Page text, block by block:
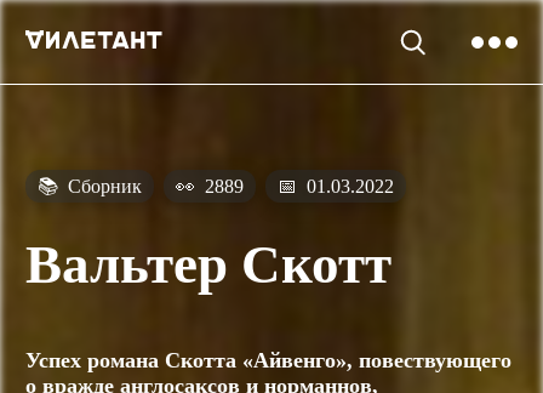
📚 Сборник 👀 2889 📅 01.03.2022
Вальтер Скотт
Успех романа Скотта «Айвенго», повествующего
о вражде англосаксов и норманнов,